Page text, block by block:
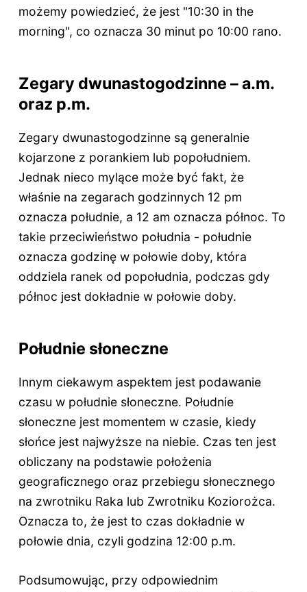
możemy powiedzieć, że jest "10:30 in the
morning", co oznacza 30 minut po 10:00 rano.
Zegary dwunastogodzinne – a.m.
oraz p.m.
Zegary dwunastogodzinne są generalnie
kojarzone z porankiem lub popołudniem.
Jednak nieco mylące może być fakt, że
właśnie na zegarach godzinnych 12 pm
oznacza południe, a 12 am oznacza północ. To
takie przeciwieństwo południa - południe
oznacza godzinę w połowie doby, która
oddziela ranek od popołudnia, podczas gdy
północ jest dokładnie w połowie doby.
Południe słoneczne
Innym ciekawym aspektem jest podawanie
czasu w południe słoneczne. Południe
słoneczne jest momentem w czasie, kiedy
słońce jest najwyższe na niebie. Czas ten jest
obliczany na podstawie położenia
geograficznego oraz przebiegu słonecznego
na zwrotniku Raka lub Zwrotniku Koziorożca.
Oznacza to, że jest to czas dokładnie w
połowie dnia, czyli godzina 12:00 p.m.
Podsumowując, przy odpowiednim